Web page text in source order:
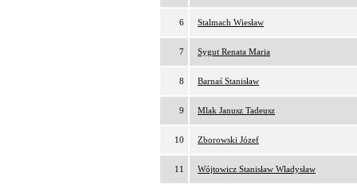
6 Stalmach Wiesław
7 Sygut Renata Maria
8 Barnaś Stanisław
9 Mlak Janusz Tadeusz
10 Zborowski Józef
11 Wójtowicz Stanisław Władysław